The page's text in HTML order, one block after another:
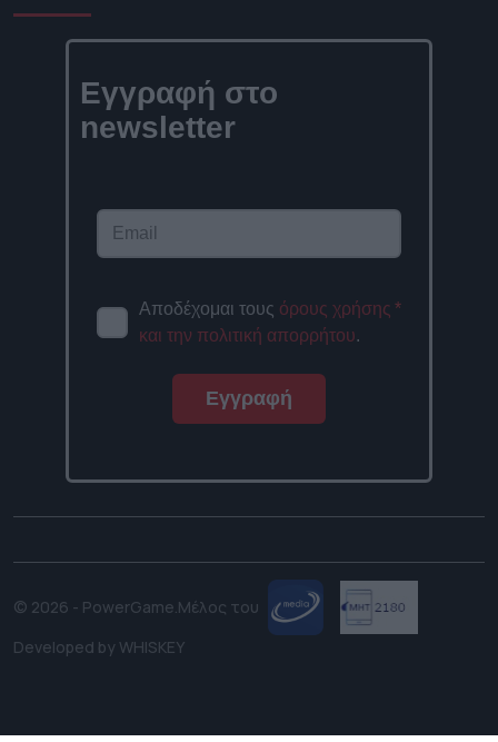
Εγγραφή στο
newsletter
Αποδέχομαι τους όρους χρήσης
και την πολιτική απορρήτου.
*
Εγγραφή
© 2026 - PowerGame.Μέλος του
Developed by WHISKEY